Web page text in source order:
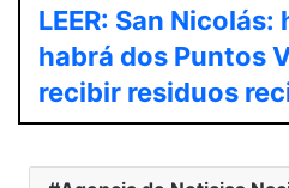
LEER: San
habrá dos Puntos
recibir residuos